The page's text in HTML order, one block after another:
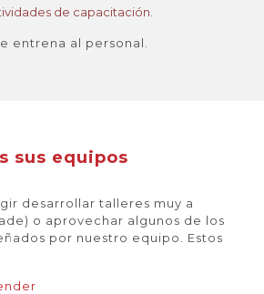
de capacitación.​
entrena al personal.
sus equipos
desarrollar talleres muy a
o aprovechar algunos de los
por nuestro equipo. Estos